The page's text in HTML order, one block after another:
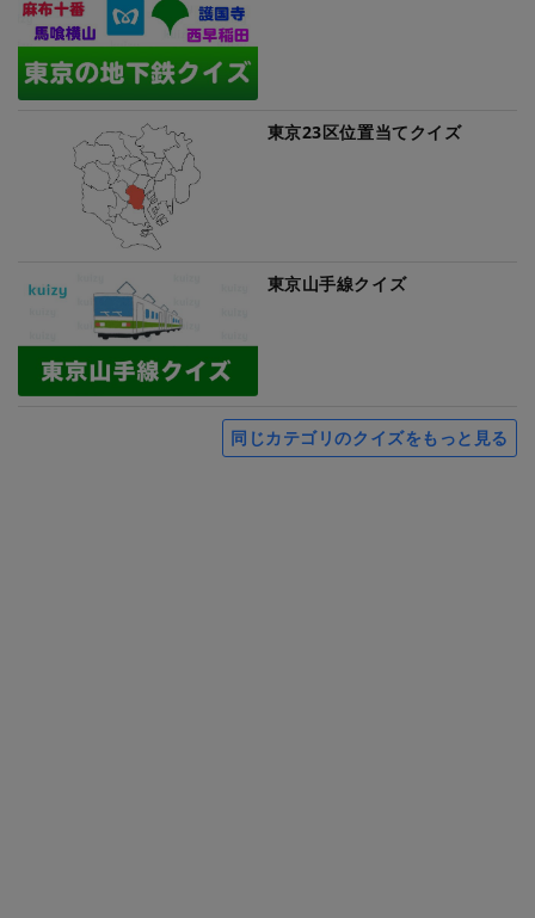
東京23区位置当てクイズ
東京山手線クイズ
同じカテゴリのクイズをもっと見る